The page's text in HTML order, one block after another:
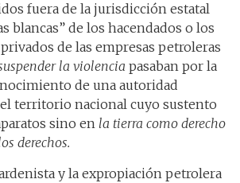
fuera de la jurisdicción estatal
blancas” de los hacendados o los
de las empresas petroleras
la violencia pasaban por la
de una autoridad
territorio nacional cuyo sustento
sino en la tierra como derecho
derechos.
y la expropiación petrolera